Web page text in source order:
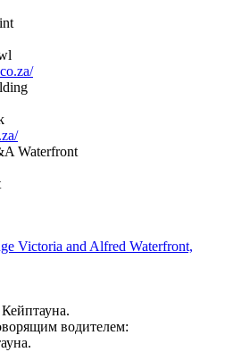
Waterfront
Victoria and Alfred Waterfront,
водителем: